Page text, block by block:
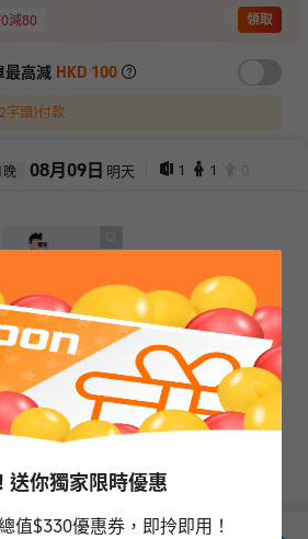
送你獨家限時優惠
值$330優惠券，即拎即用！
減80 領取
最高減 HKD 100
字頭)付款
晚 08月 09 日 明天 1 1
閣下所選擇的產品已售罄